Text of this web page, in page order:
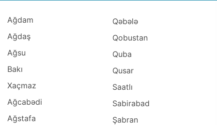
Masallı (3)
Qusar (3)
Ağstafa (2)
Balakən (2)
İmişli (2)
Neftçala (2)
Sabirabad (2)
Ağdam
Ağdaş
Ağsu
Bakı
Xaçmaz
Ağcabədi
Ağstafa
Qəbələ
Qobustan
Quba
Qusar
Saatlı
Sabirabad
Şabran